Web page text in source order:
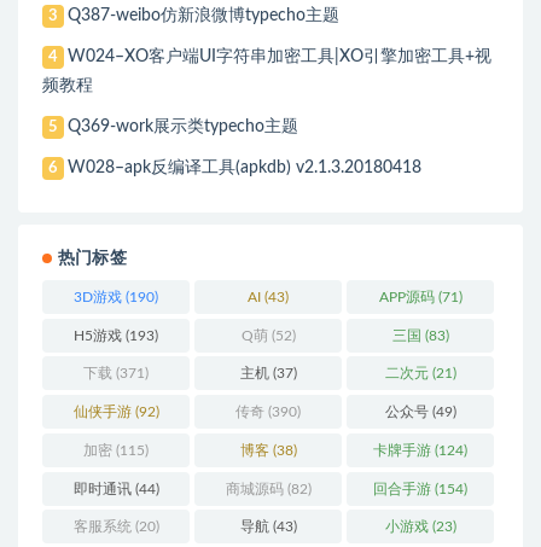
3 Q387-weibo仿新浪微博typecho主题
4
W024–XO客户端UI字符串加密工具|XO引擎加密工具+视
频教程
5 Q369-work展示类typecho主题
6 W028–apk反编译工具(apkdb) v2.1.3.20180418
热门标签
3D游戏 (190) AI (43) APP源码(71)
H5游戏 (193) Q萌(52) 三国 (83)
下载 (371) 主机(37) 二次元(21)
仙侠手游(92) 传奇 (390) 公众号(49)
加密 (115) 博客(38) 卡牌手游 (124)
即时通讯(44) 商城源码(82) 回合手游 (154)
客服系统 (20) 导航(43) 小游戏(23)